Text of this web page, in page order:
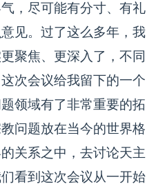
，尽可能有分寸、有礼
见。过了这么多年，我
聚焦、更深入了，不同
次会议给我留下的一个
领域有了非常重要的拓
问题放在当今的世界格
关系之中，去讨论天主
看到这次会议从一开始